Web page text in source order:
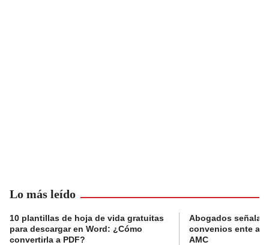
Lo más leído
10 plantillas de hoja de vida gratuitas
para descargar en Word: ¿Cómo
convertirla a PDF?
Abogados
convenios ente
AMC